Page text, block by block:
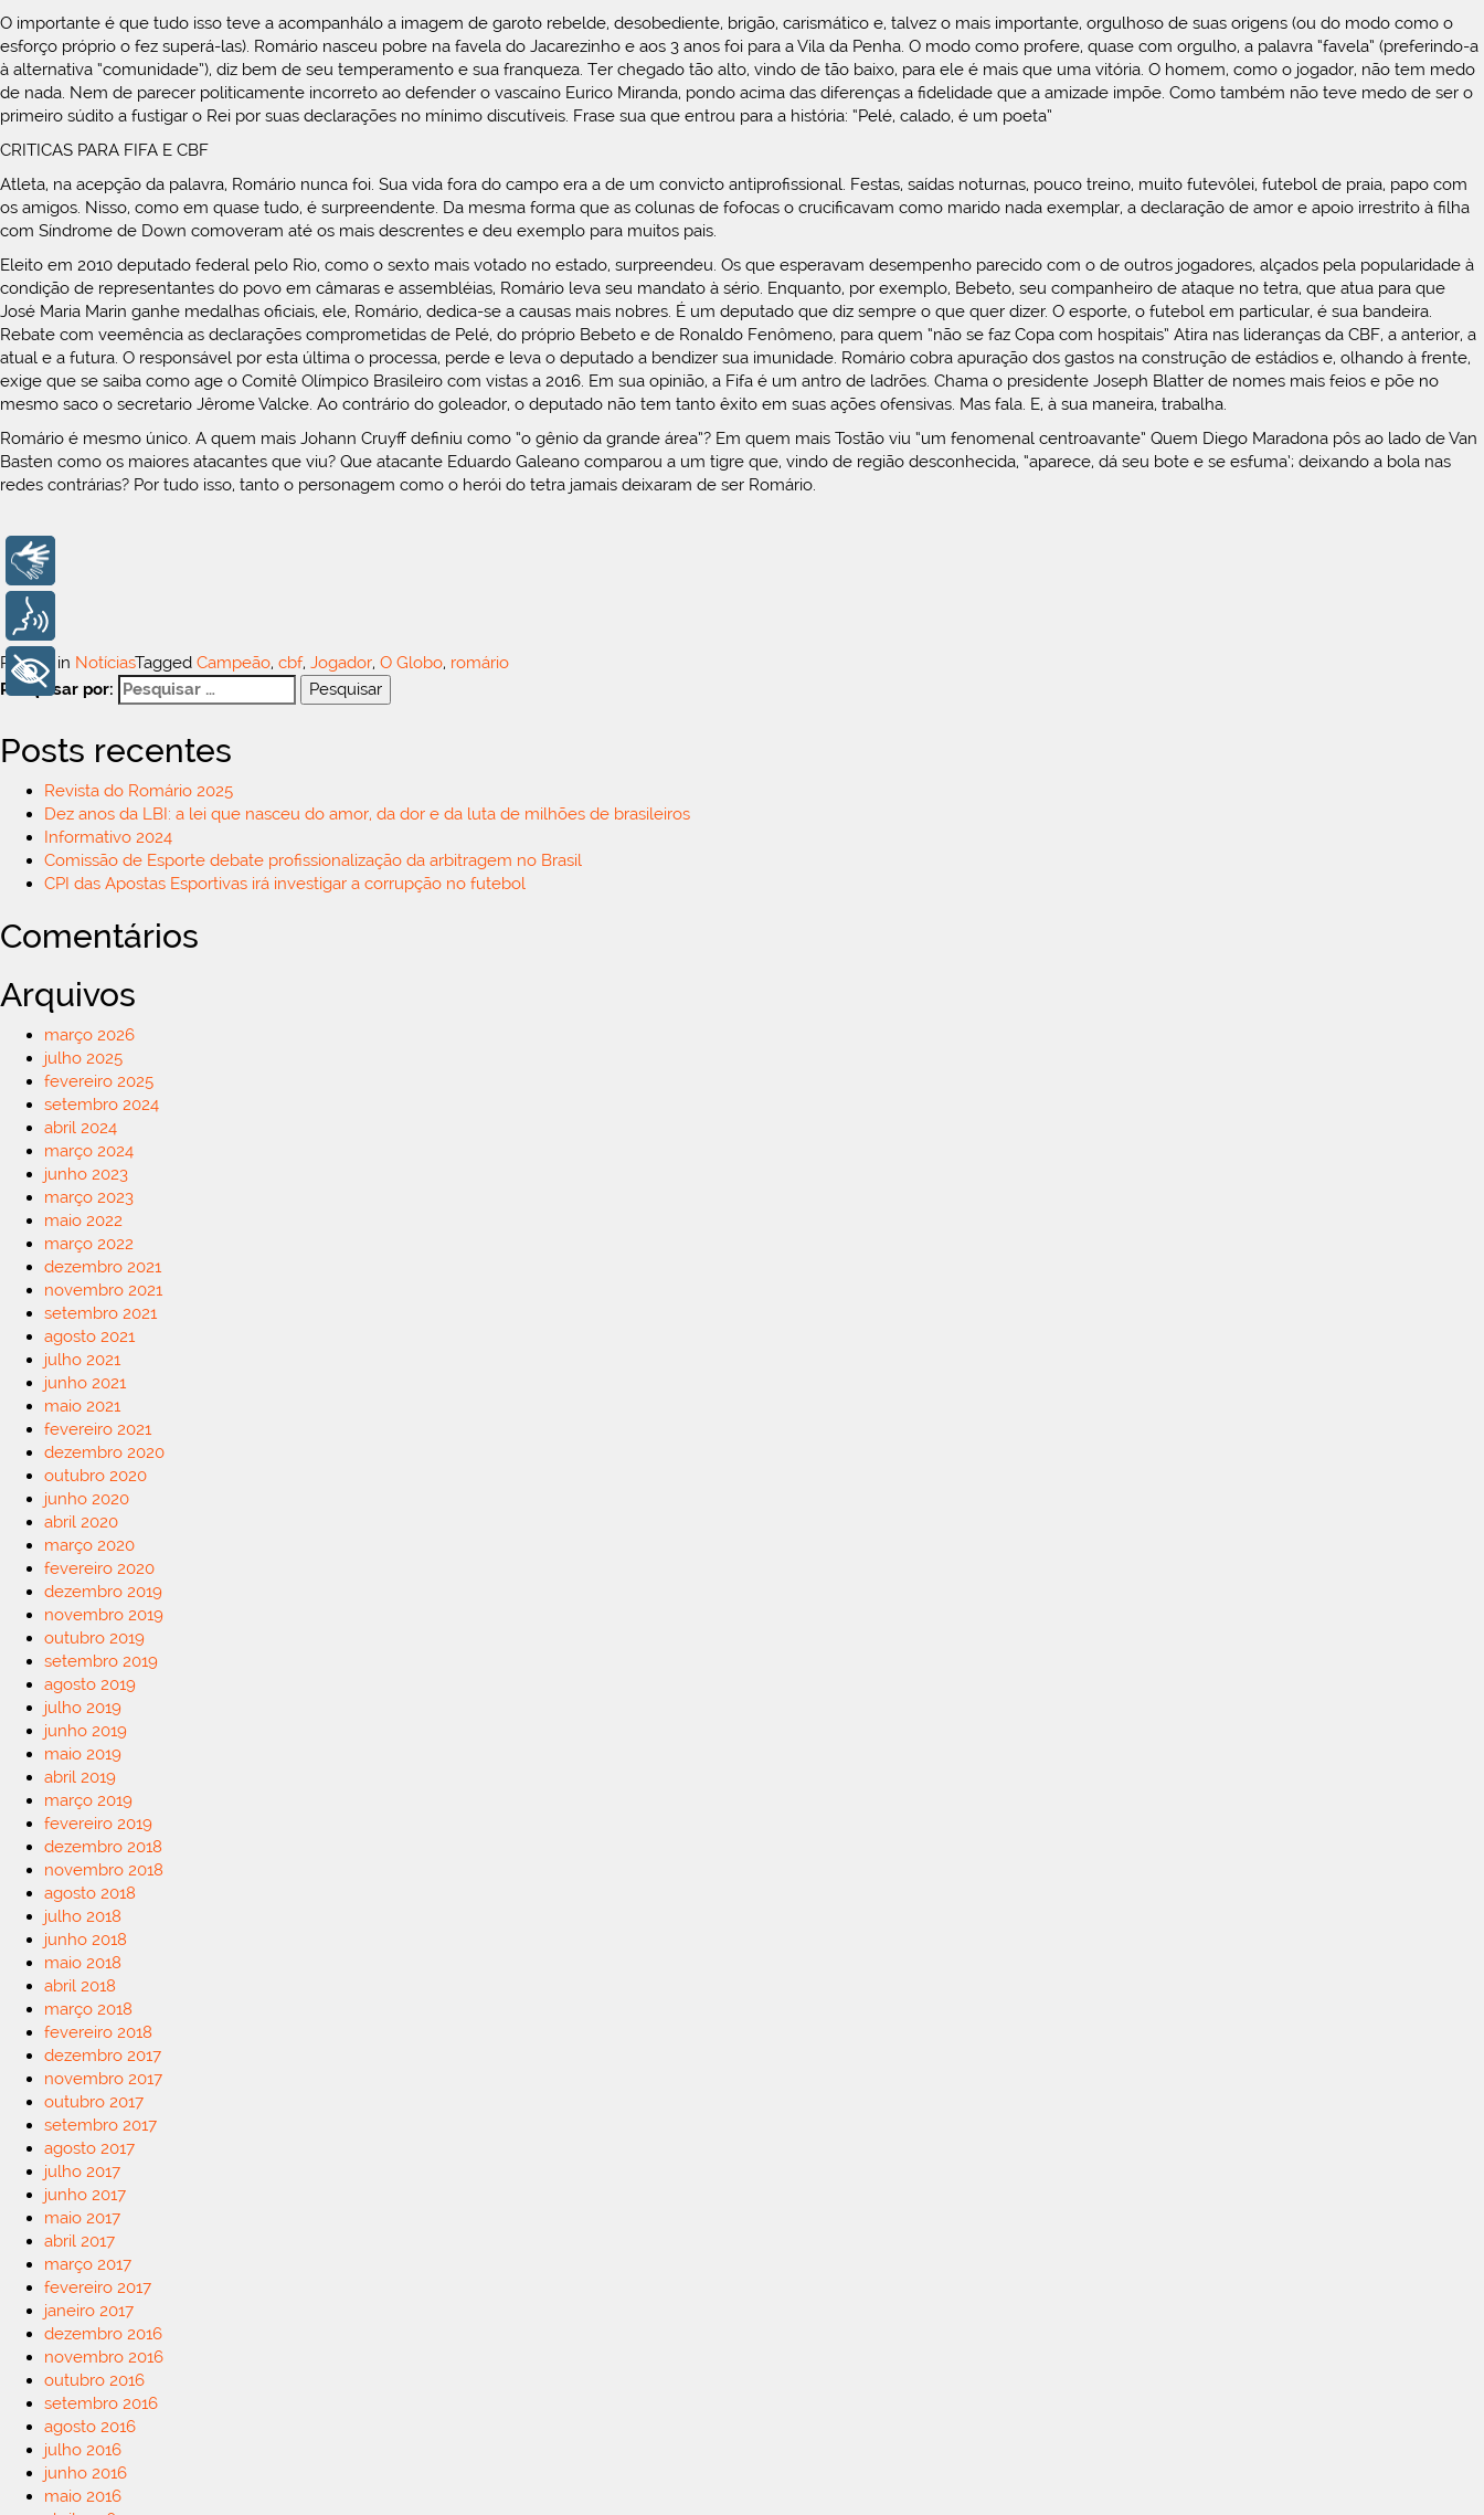
O importante é que tudo isso teve a acompanhálo a imagem de garoto rebelde, desobediente, brigão, carismático e, talvez o mais importante, orgulhoso de suas origens (ou do modo como o
esforço próprio o fez superá-las). Romário nasceu pobre na favela do Jacarezinho e aos 3 anos foi para a Vila da Penha. O modo como profere, quase com orgulho, a palavra “favela” (preferindo-a
à alternativa “comunidade”), diz bem de seu temperamento e sua franqueza. Ter chegado tão alto, vindo de tão baixo, para ele é mais que uma vitória. O homem, como o jogador, não tem medo
de nada. Nem de parecer politicamente incorreto ao defender o vascaíno Eurico Miranda, pondo acima das diferenças a fidelidade que a amizade impõe. Como também não teve medo de ser o
primeiro súdito a fustigar o Rei por suas declarações no mínimo discutíveis. Frase sua que entrou para a história: “Pelé, calado, é um poeta”
CRITICAS PARA FIFA E CBF
Atleta, na acepção da palavra, Romário nunca foi. Sua vida fora do campo era a de um convicto antiprofissional. Festas, saídas noturnas, pouco treino, muito futevôlei, futebol de praia, papo com
os amigos. Nisso, como em quase tudo, é surpreendente. Da mesma forma que as colunas de fofocas o crucificavam como marido nada exemplar, a declaração de amor e apoio irrestrito à filha
com Síndrome de Down comoveram até os mais descrentes e deu exemplo para muitos pais.
Eleito em 2010 deputado federal pelo Rio, como o sexto mais votado no estado, surpreendeu. Os que esperavam desempenho parecido com o de outros jogadores, alçados pela popularidade à
condição de representantes do povo em câmaras e assembléias, Romário leva seu mandato à sério. Enquanto, por exemplo, Bebeto, seu companheiro de ataque no tetra, que atua para que
José Maria Marin ganhe medalhas oficiais, ele, Romário, dedica-se a causas mais nobres. É um deputado que diz sempre o que quer dizer. O esporte, o futebol em particular, é sua bandeira.
Rebate com veemência as declarações comprometidas de Pelé, do próprio Bebeto e de Ronaldo Fenômeno, para quem “não se faz Copa com hospitais” Atira nas lideranças da CBF, a anterior, a
atual e a futura. O responsável por esta última o processa, perde e leva o deputado a bendizer sua imunidade. Romário cobra apuração dos gastos na construção de estádios e, olhando à frente,
exige que se saiba como age o Comitê Olímpico Brasileiro com vistas a 2016. Em sua opinião, a Fifa é um antro de ladrões. Chama o presidente Joseph Blatter de nomes mais feios e põe no
mesmo saco o secretario Jêrome Valcke. Ao contrário do goleador, o deputado não tem tanto êxito em suas ações ofensivas. Mas fala. E, à sua maneira, trabalha.
Romário é mesmo único. A quem mais Johann Cruyff definiu como “o gênio da grande área”? Em quem mais Tostão viu “um fenomenal centroavante” Quem Diego Maradona pôs ao lado de Van
Basten como os maiores atacantes que viu? Que atacante Eduardo Galeano comparou a um tigre que, vindo de região desconhecida, “aparece, dá seu bote e se esfuma’; deixando a bola nas
redes contrárias? Por tudo isso, tanto o personagem como o herói do tetra jamais deixaram de ser Romário.
Posted in NotíciasTagged Campeão, cbf, Jogador, O Globo, romário
Pesquisar por:
Posts recentes
Revista do Romário 2025
Dez anos da LBI: a lei que nasceu do amor, da dor e da luta de milhões de brasileiros
Informativo 2024
Comissão de Esporte debate profissionalização da arbitragem no Brasil
CPI das Apostas Esportivas irá investigar a corrupção no futebol
Comentários
Arquivos
março 2026
julho 2025
fevereiro 2025
setembro 2024
abril 2024
março 2024
junho 2023
março 2023
maio 2022
março 2022
dezembro 2021
novembro 2021
setembro 2021
agosto 2021
julho 2021
junho 2021
maio 2021
fevereiro 2021
dezembro 2020
outubro 2020
junho 2020
abril 2020
março 2020
fevereiro 2020
dezembro 2019
novembro 2019
outubro 2019
setembro 2019
agosto 2019
julho 2019
junho 2019
maio 2019
abril 2019
março 2019
fevereiro 2019
dezembro 2018
novembro 2018
agosto 2018
julho 2018
junho 2018
maio 2018
abril 2018
março 2018
fevereiro 2018
dezembro 2017
novembro 2017
outubro 2017
setembro 2017
agosto 2017
julho 2017
junho 2017
maio 2017
abril 2017
março 2017
fevereiro 2017
janeiro 2017
dezembro 2016
novembro 2016
outubro 2016
setembro 2016
agosto 2016
julho 2016
junho 2016
maio 2016
+ Acessibilidade